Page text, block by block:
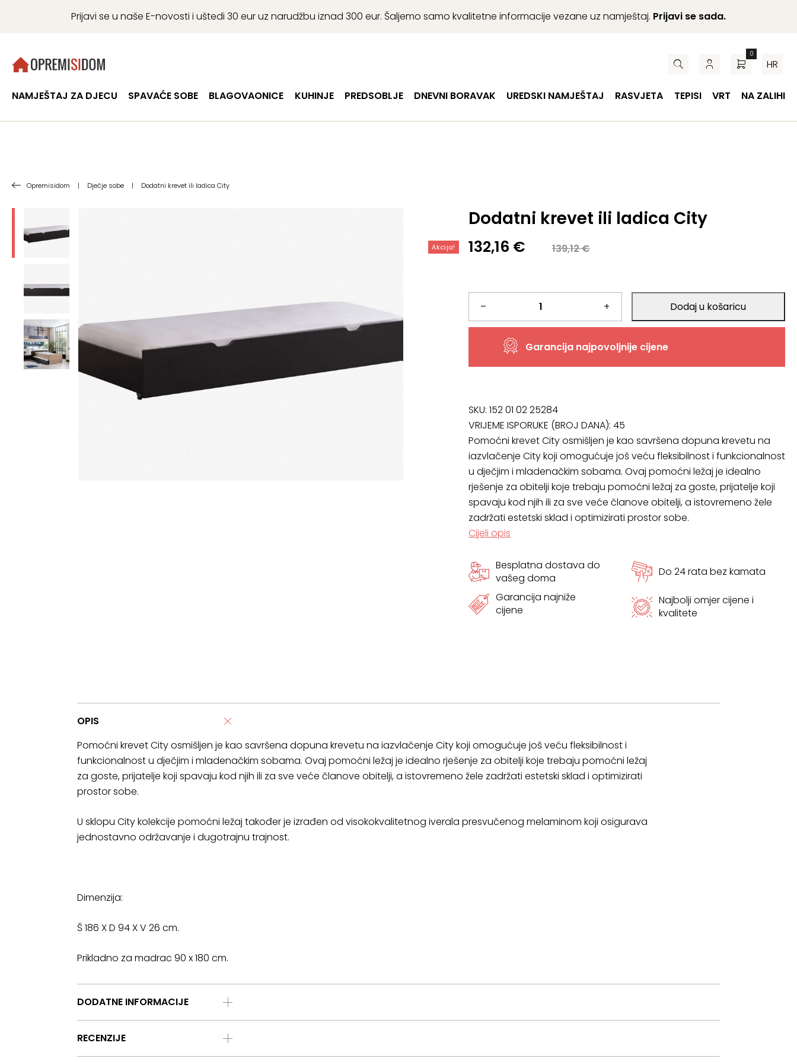
Prijavi se u naše E-novosti i uštedi 30 eur uz narudžbu iznad 300 eur. Šaljemo samo kvalitetne informacije vezane uz namještaj. Prijavi se sada.
0
HR
NAMJEŠTAJ ZA DJECU SPAVAĆE SOBE BLAGOVAONICE KUHINJE PREDSOBLJE DNEVNI BORAVAK UREDSKI NAMJEŠTAJ RASVJETA TEPISI VRT NA ZALIHI
Opremisidom | Dječje sobe | Dodatni krevet ili ladica City
Dodatni krevet ili ladica City
Akcija! 139,12€
Izvorna
je:
139,12 €.
132,16 €
Trenutna
132,16 €.
–
Dodatni
krevet
City
količina
+ Dodaj u košaricu
Garancija najpovoljnije cijene
SKU: 152 01 02 25284
VRIJEME ISPORUKE (BROJ DANA): 45
Pomoćni krevet City osmišljen je kao savršena dopuna krevetu na
iazvlačenje City koji omogućuje još veću fleksibilnost i funkcionalnost
u dječjim i mladenačkim sobama. Ovaj pomoćni ležaj je idealno
rješenje za obitelji koje trebaju pomoćni ležaj za goste, prijatelje koji
spavaju kod njih ili za sve veće članove obitelji, a istovremeno žele
zadržati estetski sklad i optimizirati prostor sobe.
Cijeli opis
Besplatna dostava do
vašeg doma
Do 24 rata bez kamata
Garancija najniže
cijene
Najbolji omjer cijene i
kvalitete
OPIS
Pomoćni krevet City osmišljen je kao savršena dopuna krevetu na iazvlačenje City koji omogućuje još veću fleksibilnost i
funkcionalnost u dječjim i mladenačkim sobama. Ovaj pomoćni ležaj je idealno rješenje za obitelji koje trebaju pomoćni ležaj
za goste, prijatelje koji spavaju kod njih ili za sve veće članove obitelji, a istovremeno žele zadržati estetski sklad i optimizirati
prostor sobe.
U sklopu City kolekcije pomoćni ležaj također je izrađen od visokokvalitetnog iverala presvučenog melaminom koji osigurava
jednostavno održavanje i dugotrajnu trajnost.
Dimenzija:
Š 186 X D 94 X V 26 cm.
Prikladno za madrac 90 x 180 cm.
DODATNE INFORMACIJE
RECENZIJE